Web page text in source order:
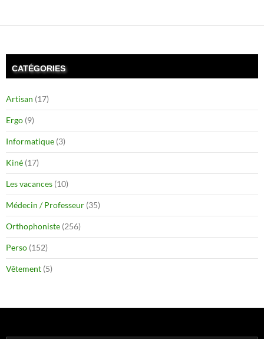
CATÉGORIES
Artisan (17)
Ergo (9)
Informatique (3)
Kiné (17)
Les vacances (10)
Médecin / Professeur (35)
Orthophoniste (256)
Perso (152)
Vêtement (5)